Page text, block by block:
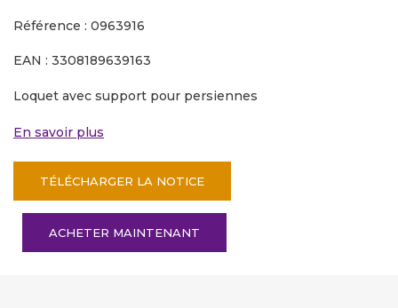
Référence : 0963916
EAN : 3308189639163
Loquet avec support pour persiennes
En savoir plus
TÉLÉCHARGER LA NOTICE
ACHETER MAINTENANT